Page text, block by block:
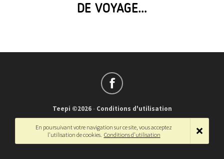
DE VOYAGE…
Teepi ©2026- Conditions d'utilisation
Français
English
En poursuivant votre navigation sur ce site, vous acceptez
l'utilisation de cookies. Conditions d'utilisation